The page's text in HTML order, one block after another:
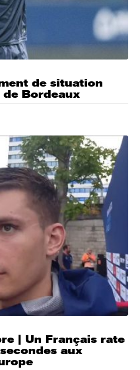
de situation
Bordeaux
| Un Français rate
aux